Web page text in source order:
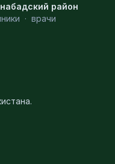
район
· врачи